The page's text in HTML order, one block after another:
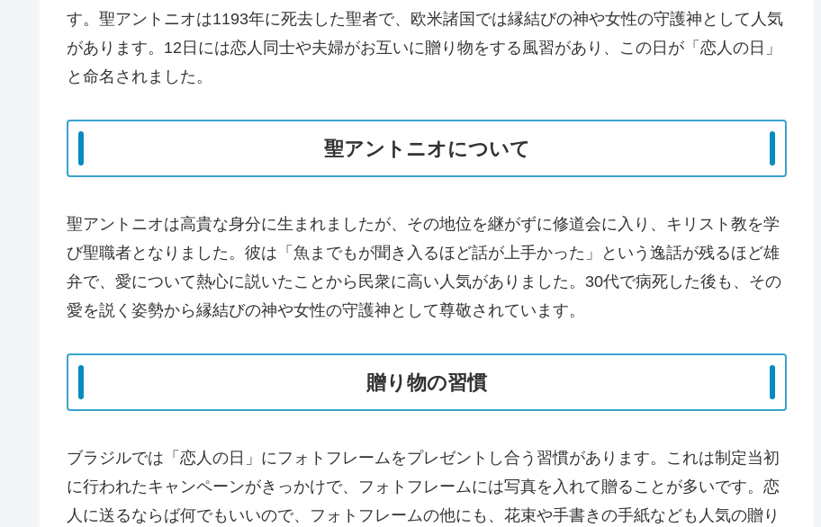
す。聖アントニオは1193年に死去した聖者で、欧米諸国では縁結びの神や女性の守護神として人気
があります。12日には恋人同士や夫婦がお互いに贈り物をする風習があり、この日が「恋人の日」
と命名されました。
聖アントニオについて
聖アントニオは高貴な身分に生まれましたが、その地位を継がずに修道会に入り、キリスト教を学
び聖職者となりました。彼は「魚までもが聞き入るほど話が上手かった」という逸話が残るほど雄
弁で、愛について熱心に説いたことから民衆に高い人気がありました。30代で病死した後も、その
愛を説く姿勢から縁結びの神や女性の守護神として尊敬されています。
贈り物の習慣
ブラジルでは「恋人の日」にフォトフレームをプレゼントし合う習慣があります。これは制定当初
に行われたキャンペーンがきっかけで、フォトフレームには写真を入れて贈ることが多いです。恋
人に送るならば何でもいいので、フォトフレームの他にも、花束や手書きの手紙なども人気の贈り